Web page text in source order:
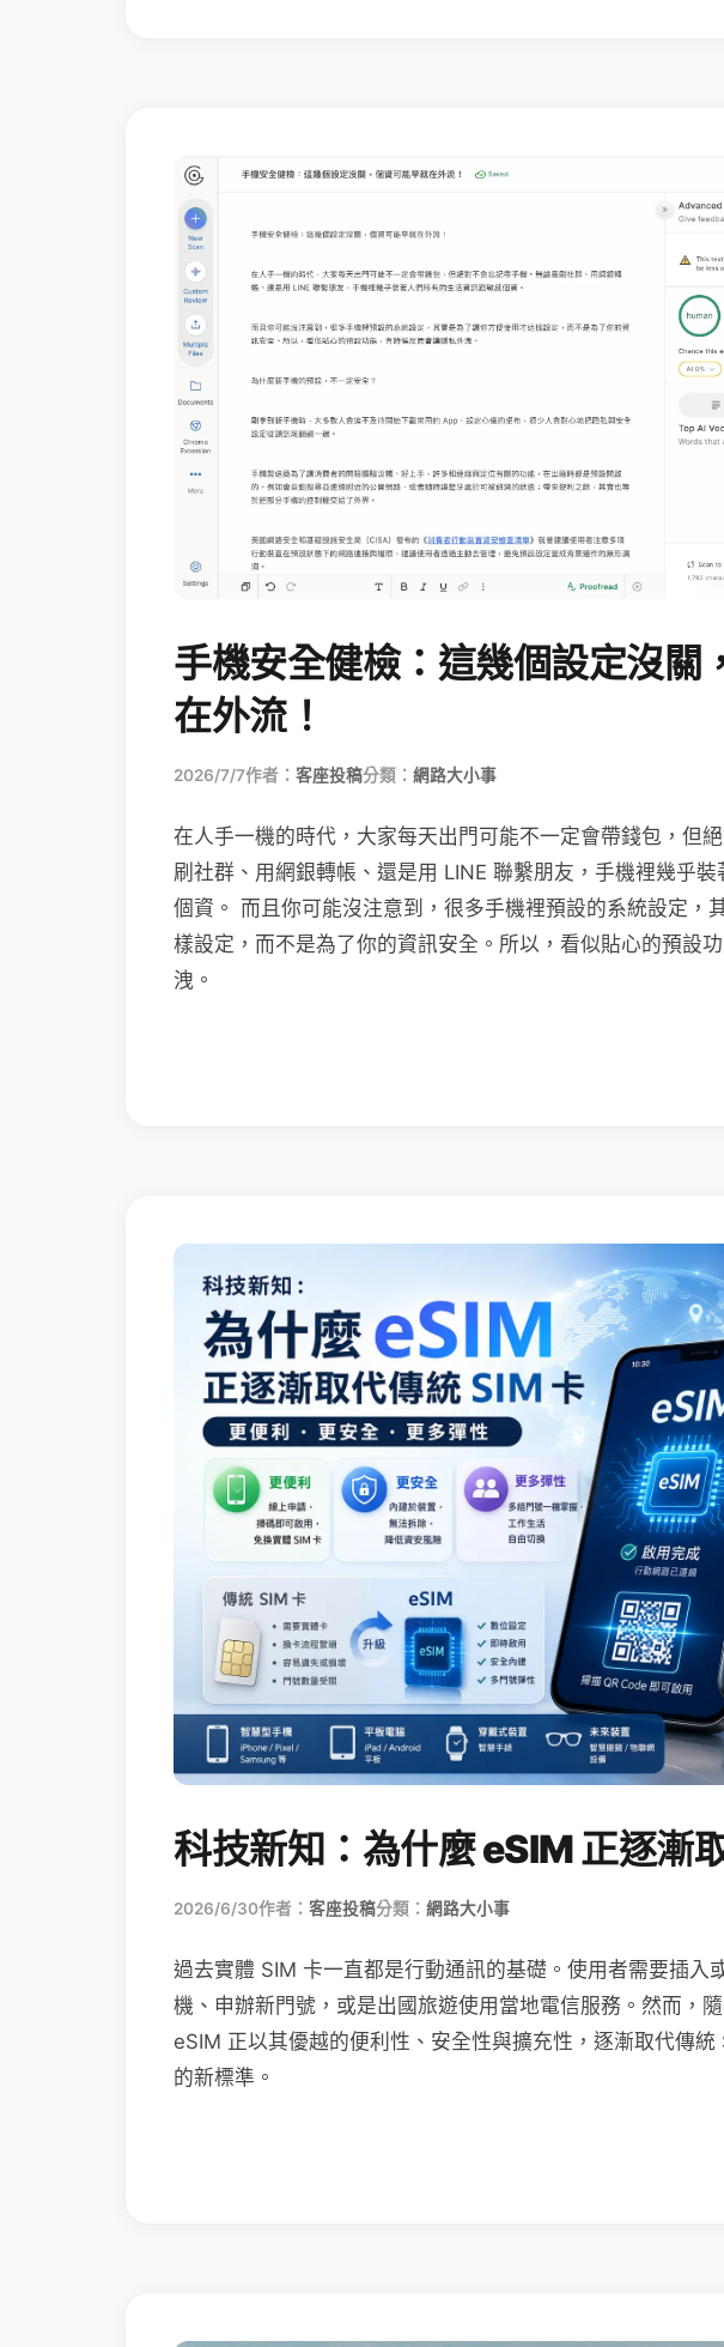
手機安全健檢：這幾個設定沒關
在外流！
2026/7/7作者： 客座投稿分類： 網路大小事
在人手一機的時代，大家每天出門可能不一定會帶錢包，但
刷社群、用網銀轉帳、還是用 LINE 聯繫朋友，手機裡幾乎
個資。 而且你可能沒注意到，很多手機裡預設的系統設定，
樣設定，而不是為了你的資訊安全。所以，看似貼心的預設
洩。
科技新知：為什麼 eSIM 正逐漸
2026/6/30作者： 客座投稿分類： 網路大小事
過去實體 SIM 卡一直都是行動通訊的基礎。使用者需要插入
機、申辦新門號，或是出國旅遊使用當地電信服務。然而，
eSIM 正以其優越的便利性、安全性與擴充性，逐漸取代傳
的新標準。